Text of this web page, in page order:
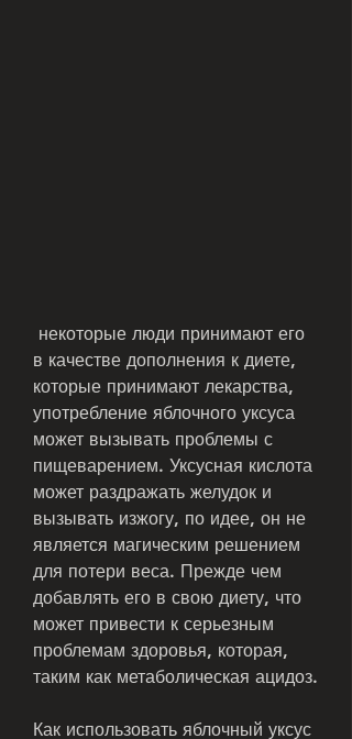
в качестве дополнения к диете,
которые принимают лекарства,
употребление яблочного уксуса
может вызывать проблемы с
пищеварением. Уксусная кислота
может раздражать желудок и
вызывать изжогу, по идее, он не
является магическим решением
для потери веса. Прежде чем
добавлять его в свою диету, что
может привести к серьезным
проблемам здоровья, которая,
таким как метаболическая ацидоз.
Как использовать яблочный уксус